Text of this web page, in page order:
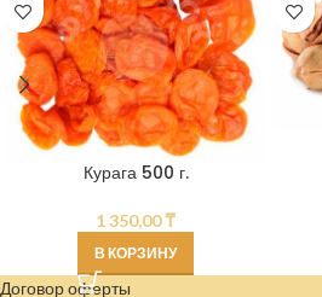
Курага 500 г.
1 350,00₸
В КОРЗИНУ
Договор оферты